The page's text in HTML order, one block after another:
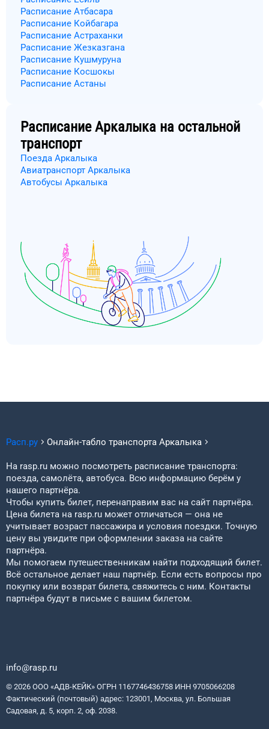
Расписание Атбасара
Расписание Койбагара
Расписание Астраханки
Расписание Жезказгана
Расписание Кушмуруна
Расписание Косшокы
Расписание Астаны
РасписаниеАркалыка на остальной
транспорт
Поезда Аркалыка
Авиатранспорт Аркалыка
Автобусы Аркалыка
Расп.ру Онлайн-табло транспорта Аркалыка
На rasp.ru можно посмотреть расписание транспорта:
поезда, самолёта, автобуса. Всю информацию берём у
нашего партнёра.
Чтобы купить билет, перенаправим вас на сайт партнёра.
Цена билета на rasp.ru может отличаться — она не
учитывает возраст пассажира и условия поездки. Точную
цену вы увидите при оформлении заказа на сайте
партнёра.
Мы помогаем путешественникам найти подходящий билет.
Всё остальное делает наш партнёр. Если есть вопросы про
покупку или возврат билета, свяжитесь с ним. Контакты
партнёра будут в письме с вашим билетом.
info@rasp.ru
© 2026 ООО «АДВ-КЕЙК» ОГРН 1167746436758 ИНН 9705066208
Фактический (почтовый) адрес: 123001, Москва, ул. Большая
Садовая, д. 5, корп. 2, оф. 2038.